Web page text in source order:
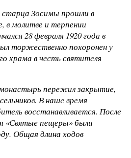
Зосимы прошли в
в молитве и терпении
28 февраля 1920 года в
торжественно похоронен у
храма в честь святителя
пережил закрытие,
В наше время
восстанавливается. После
«Святые пещеры» были
Общая длина ходов